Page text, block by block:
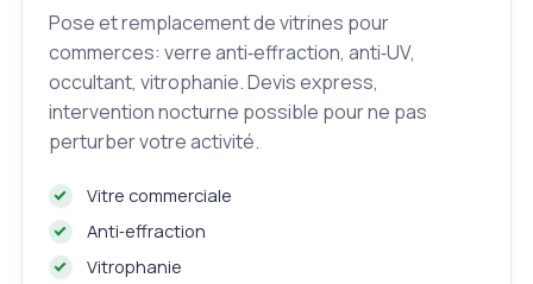
Pose et remplacement de vitrines pour
commerces: verre anti‑effraction, anti‑UV,
occultant, vitrophanie. Devis express,
intervention nocturne possible pour ne pas
perturber votre activité.
Vitre commerciale
Anti‑effraction
Vitrophanie